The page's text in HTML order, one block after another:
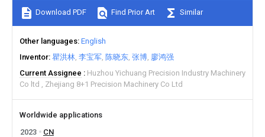
Download PDF Find Prior Art Similar
Other languages English
Inventor 瞿洪林 李宝军 陈晓东 张博 廖鸿强
Current Assignee
Huzhou Yichuang Precision Industry Machinery
Co ltd
Zhejiang 8+1 Precision Machinery Co Ltd
Worldwide applications
2023
CN